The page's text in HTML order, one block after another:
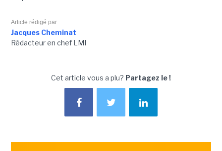
Article rédigé par
Jacques Cheminat
Rédacteur en chef LMI
Cet article vous a plu? Partagez le !